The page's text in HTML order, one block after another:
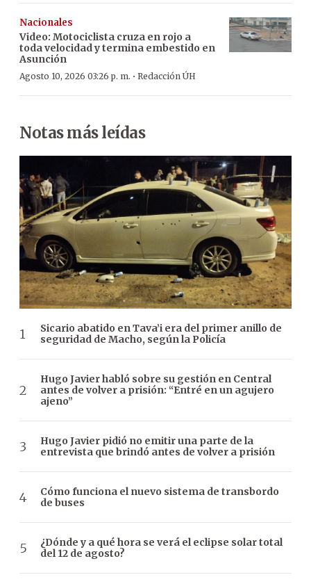
Nacionales
Video: Motociclista cruza en rojo a
toda velocidad y termina embestido en
Asunción
Agosto 10, 2026 03:26 p. m. · Redacción ÚH
Notas más leídas
Sicario abatido en Tava’i era del primer anillo de
seguridad de Macho, según la Policía
Hugo Javier habló sobre su gestión en Central
antes de volver a prisión: “Entré en un agujero
ajeno”
Hugo Javier pidió no emitir una parte de la
entrevista que brindó antes de volver a prisión
Cómo funciona el nuevo sistema de transbordo
de buses
¿Dónde y a qué hora se verá el eclipse solar total
del 12 de agosto?